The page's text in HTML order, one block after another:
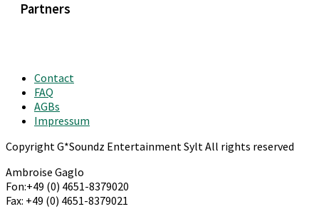
Partners
Contact
FAQ
AGBs
Impressum
Copyright G*Soundz Entertainment Sylt All rights reserved
Ambroise Gaglo
Fon:+49 (0) 4651-8379020
Fax: +49 (0) 4651-8379021